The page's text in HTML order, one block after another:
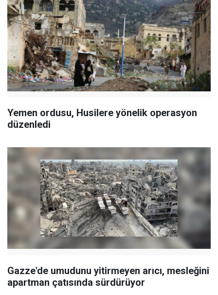
Yemen ordusu, Husilere yönelik operasyon
düzenledi
Gazze'de umudunu yitirmeyen arıcı, mesleğini
apartman çatısında sürdürüyor